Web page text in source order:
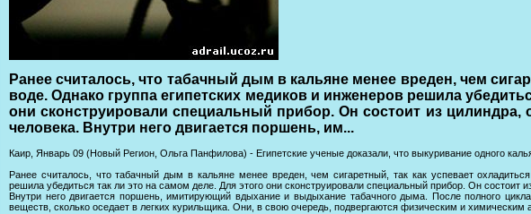
Ранее считалось, что табачный дым в кальяне менее вреден, чем
воде. Однако группа египетских медиков и инженеров решила
они сконструировали специальный прибор. Он состоит из цилиндра,
человека. Внутри него двигается поршень, им...
Каир, Январь 09 (Новый Регион, Ольга Панфилова) - Египетские ученые доказали, что выкуривание одного
Ранее считалось, что табачный дым в кальяне менее вреден, чем сигаретный, так как успевает
решила убедиться так ли это на самом деле. Для этого они сконструировали специальный прибор. Он состоит
Внутри него двигается поршень, имитирующий вдыхание и выдыхание табачного дыма. После полного
веществ, сколько оседает в легких курильщика. Они, в свою очередь, подвергаются физическим и химическим